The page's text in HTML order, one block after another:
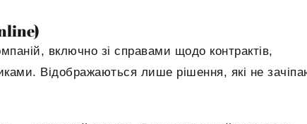
включно зі справами щодо контрактів,
Відображаються лише рішення, які не